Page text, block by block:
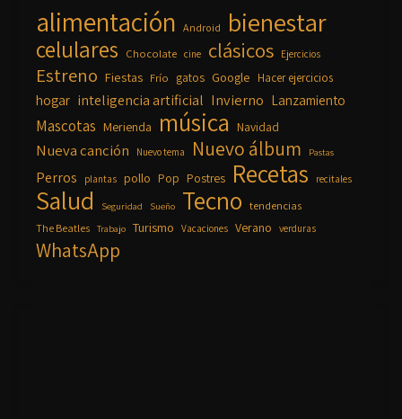
alimentación Android bienestar
celulares Chocolate cine clásicos Ejercicios
Estreno Fiestas Frío gatos Google Hacer ejercicios
hogar inteligencia artificial Invierno Lanzamiento
Mascotas Merienda música Navidad
Nueva canción Nuevo tema Nuevo álbum Pastas
Perros plantas pollo Pop Postres Recetas recitales
Salud Seguridad Sueño Tecno tendencias
The Beatles Trabajo Turismo Vacaciones Verano verduras
WhatsApp